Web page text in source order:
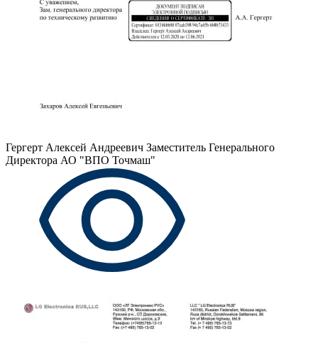
Гергерт Алексей Андреевич Заместитель Генерального
Директора АО "ВПО Точмаш"